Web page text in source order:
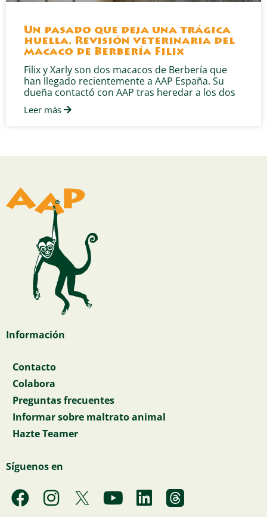
Un pasado que deja una trágica
huella. Revisión veterinaria del
macaco de Berbería Filix
Filix y Xarly son dos macacos de Berbería que
han llegado recientemente a AAP España. Su
dueña contactó con AAP tras heredar a los dos
Leer más
Información
Contacto
Colabora
Preguntas frecuentes
Informar sobre maltrato animal
Hazte Teamer
Síguenos en
F
a
I
n
Y
o
L
i